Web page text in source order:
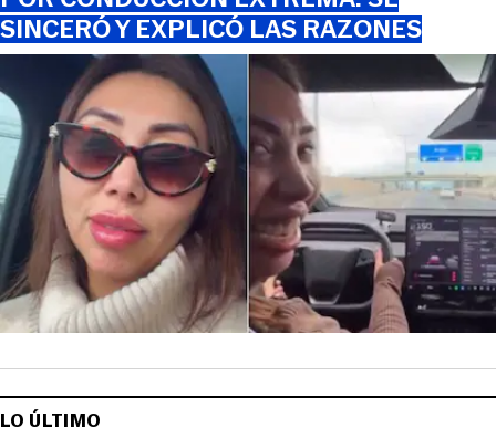
SINCERÓ Y EXPLICÓ LAS RAZONES
LO ÚLTIMO